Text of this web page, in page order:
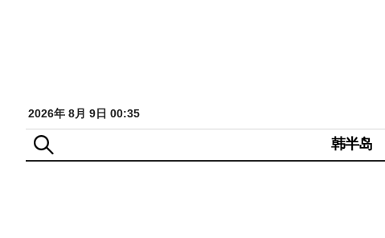
2026年 8月 9日 00:35
韩半岛